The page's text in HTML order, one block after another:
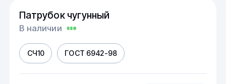
Патрубок чугунный
В наличии
СЧ10 ГОСТ 6942-98